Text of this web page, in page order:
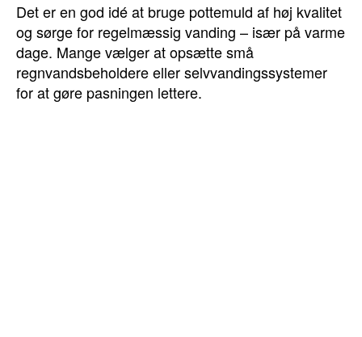
Det er en god idé at bruge pottemuld af høj kvalitet
og sørge for regelmæssig vanding – især på varme
dage. Mange vælger at opsætte små
regnvandsbeholdere eller selvvandingssystemer
for at gøre pasningen lettere.